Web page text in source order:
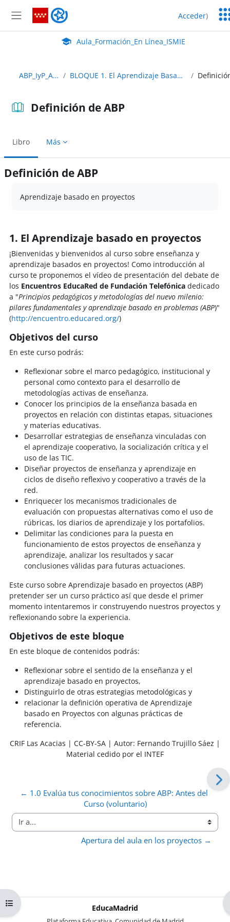
Panel lateral
Aula_Formación_En Línea_ISMIE Acceder)
Aula Virtual de EducaMadrid:
Aula_Formación_En Línea_ISMIE
Abrir índice del curso
ABP_IyP_Abierto BLOQUE 1. El Aprendizaje Basado en Proyectos
Definición de ABP
Libro Más
Definición de ABP
Aprendizaje basado en proyectos
1. El Aprendizaje basado en proyectos
¡Bienvenidas y bienvenidos al curso sobre enseñanza y
aprendizaje basados en proyectos! Como introducción al
curso te proponemos el vídeo de presentación del debate de
los Encuentros EducaRed de Fundación Telefónica dedicado
a "Principios pedagógicos y metodologías del nuevo milenio:
pilares fundamentales y aprendizaje basado en problemas (ABP)"
(http://encuentro.educared.org/)
Objetivos del curso
En este curso podrás:
Reflexionar sobre el marco pedagógico, institucional y
personal como contexto para el desarrollo de
metodologías activas de enseñanza.
Conocer los principios de la enseñanza basada en
proyectos en relación con distintas etapas, situaciones
y materias educativas.
Desarrollar estrategias de enseñanza vinculadas con
el aprendizaje cooperativo, la socialización crítica y el
uso de las TIC.
Diseñar proyectos de enseñanza y aprendizaje en
ciclos de diseño reflexivo y cooperativo a través de la
red.
Enriquecer los mecanismos tradicionales de
evaluación con propuestas alternativas como el uso de
rúbricas, los diarios de aprendizaje y los portafolios.
Delimitar las condiciones para la puesta en
funcionamiento de estos proyectos de enseñanza y
aprendizaje, analizar los resultados y sacar
conclusiones válidas para futuras actuaciones.
Este curso sobre Aprendizaje basado en proyectos (ABP)
pretender ser un curso práctico así que desde el primer
momento intentaremos ir construyendo nuestros proyectos y
reflexionando sobre la experiencia.
Objetivos de este bloque
En este bloque de contenidos podrás:
Reflexionar sobre el sentido de la enseñanza y el
aprendizaje basado en proyectos,
Distinguirlo de otras estrategias metodológicas y
relacionar la definición operativa de Aprendizaje
basado en Proyectos con algunas prácticas de
referencia.
CRIF Las Acacias | CC-BY-SA | Autor: Fernando Trujillo Sáez |
Material cedido por el INTEF
← 1.0 Evalúa tus conocimientos sobre ABP: Antes del
Curso (voluntario)
Ir a...
Apertura del aula en los proyectos →
EducaMadrid